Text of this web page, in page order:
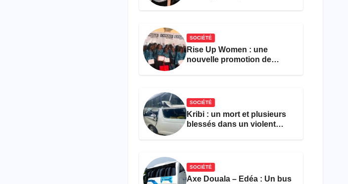
SOCIÉTÉ
Rise Up Women : une
nouvelle promotion de
SOCIÉTÉ
Kribi : un mort et plusieurs
blessés dans un violent
SOCIÉTÉ
Axe Douala – Edéa : Un bus